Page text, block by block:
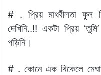
# . প্রিয় মাধবীলতা ফুল
দেখিনি..!! একটা প্রিয়
পড়িনি।
# . কোনে এক বিকেলে